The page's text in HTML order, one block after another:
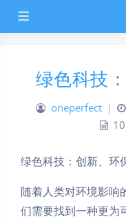
绿色科技
oneperfect |
绿色科技：创新、环
随着人类对环境影响
们需要找到一种更为